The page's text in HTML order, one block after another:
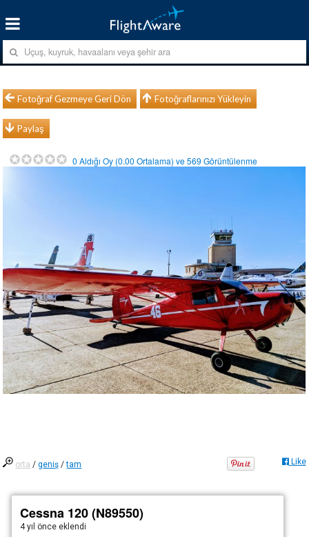
Fotoğraf Gezmeye Geri Dön Fotoğraflarınızı Yükleyin
Paylaş
0 Aldığı Oy (0.00 Ortalama) ve569 Görüntülenme
orta /geniş /tam Like
Cessna 120 (N89550)
4 yıl önce eklendi